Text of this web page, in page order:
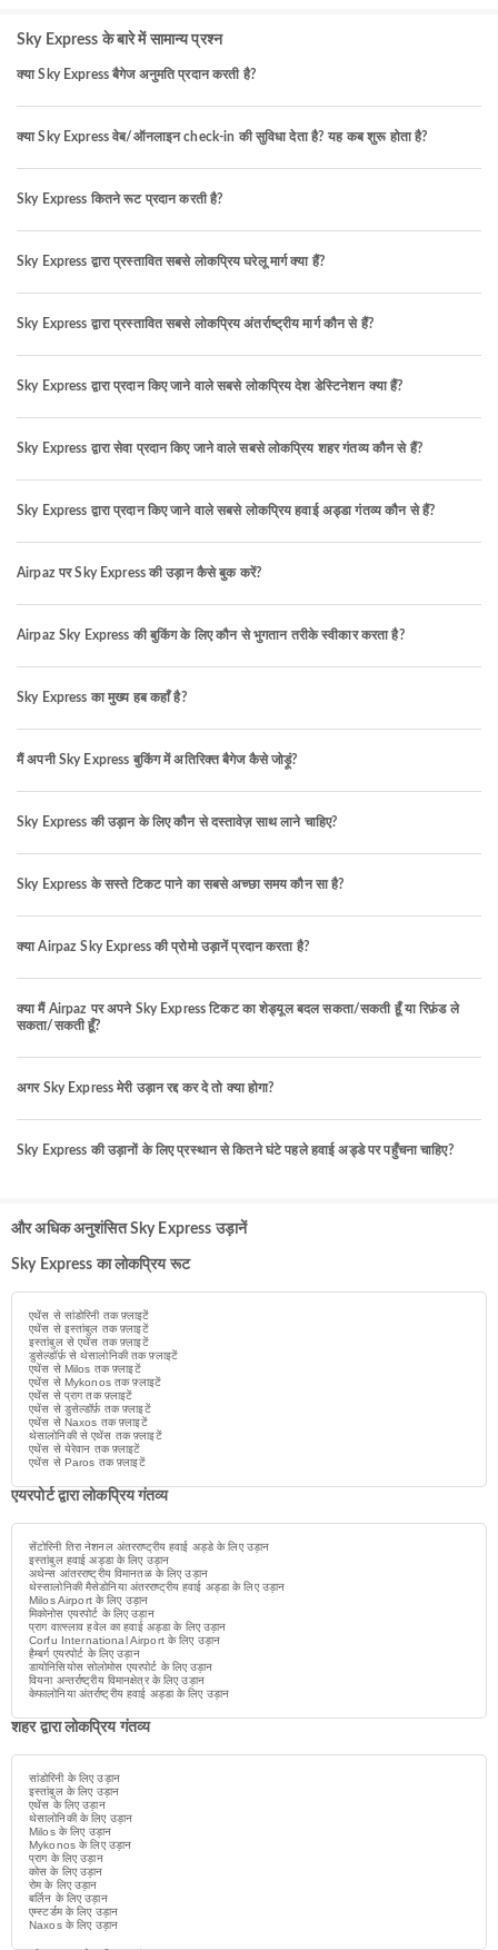
Sky Express के बारे में सामान्य प्रश्न
क्या Sky Express बैगेज अनुमति प्रदान करती है?
क्या Sky Express वेब/ऑनलाइन check-in की सुविधा देता है? यह कब शुरू होता है?
Sky Express कितने रूट प्रदान करती है?
Sky Express द्वारा प्रस्तावित सबसे लोकप्रिय घरेलू मार्ग क्या हैं?
Sky Express द्वारा प्रस्तावित सबसे लोकप्रिय अंतर्राष्ट्रीय मार्ग कौन से हैं?
Sky Express द्वारा प्रदान किए जाने वाले सबसे लोकप्रिय देश डेस्टिनेशन क्या हैं?
Sky Express द्वारा सेवा प्रदान किए जाने वाले सबसे लोकप्रिय शहर गंतव्य कौन से हैं?
Sky Express द्वारा प्रदान किए जाने वाले सबसे लोकप्रिय हवाई अड्डा गंतव्य कौन से हैं?
Airpaz पर Sky Express की उड़ान कैसे बुक करें?
Airpaz Sky Express की बुकिंग के लिए कौन से भुगतान तरीके स्वीकार करता है?
Sky Express का मुख्य हब कहाँ है?
मैं अपनी Sky Express बुकिंग में अतिरिक्त बैगेज कैसे जोड़ूं?
Sky Express की उड़ान के लिए कौन से दस्तावेज़ साथ लाने चाहिए?
Sky Express के सस्ते टिकट पाने का सबसे अच्छा समय कौन सा है?
क्या Airpaz Sky Express की प्रोमो उड़ानें प्रदान करता है?
क्या मैं Airpaz पर अपने Sky Express टिकट का शेड्यूल बदल सकता/सकती हूँ या रिफ़ंड ले
सकता/सकती हूँ?
अगर Sky Express मेरी उड़ान रद्द कर दे तो क्या होगा?
Sky Express की उड़ानों के लिए प्रस्थान से कितने घंटे पहले हवाई अड्डे पर पहुँचना चाहिए?
और अधिक अनुशंसित Sky Express उड़ानें
Sky Express का लोकप्रिय रूट
एथेंस से सांडोरिनी तक फ़्लाइटें
एथेंस से इस्तांबुल तक फ़्लाइटें
इस्तांबुल से एथेंस तक फ़्लाइटें
डुसेल्डॉर्फ़ से थेसालोनिकी तक फ़्लाइटें
एथेंस से Milos तक फ़्लाइटें
एथेंस से Mykonos तक फ़्लाइटें
एथेंस से प्राग तक फ़्लाइटें
एथेंस से डुसेल्डॉर्फ़ तक फ़्लाइटें
एथेंस से Naxos तक फ़्लाइटें
थेसालोनिकी से एथेंस तक फ़्लाइटें
एथेंस से येरेवान तक फ़्लाइटें
एथेंस से Paros तक फ़्लाइटें
एयरपोर्ट द्वारा लोकप्रिय गंतव्य
सेंटोरिनी तिरा नेशनल अंतरराष्ट्रीय हवाई अड्डे के लिए उड़ान
इस्तांबुल हवाई अड्डा के लिए उड़ान
अथेन्स आंतरराष्ट्रीय विमानतळ के लिए उड़ान
थेस्सालोनिकी मैसेडोनिया अंतरराष्ट्रीय हवाई अड्डा के लिए उड़ान
Milos Airport के लिए उड़ान
मिकोनोस एयरपोर्ट के लिए उड़ान
प्राग वात्स्लाव हवेल का हवाई अड्डा के लिए उड़ान
Corfu International Airport के लिए उड़ान
हैम्बर्ग एयरपोर्ट के लिए उड़ान
डायोनिसियोस सोलोमोस एयरपोर्ट के लिए उड़ान
वियना अन्तर्राष्ट्रीय विमानक्षेत्र के लिए उड़ान
केफालोनिया अंतर्राष्ट्रीय हवाई अड्डा के लिए उड़ान
शहर द्वारा लोकप्रिय गंतव्य
सांडोरिनी के लिए उड़ान
इस्तांबुल के लिए उड़ान
एथेंस के लिए उड़ान
थेसालोनिकी के लिए उड़ान
Milos के लिए उड़ान
Mykonos के लिए उड़ान
प्राग के लिए उड़ान
कोस के लिए उड़ान
रोम के लिए उड़ान
बर्लिन के लिए उड़ान
एम्स्टर्डम के लिए उड़ान
Naxos के लिए उड़ान